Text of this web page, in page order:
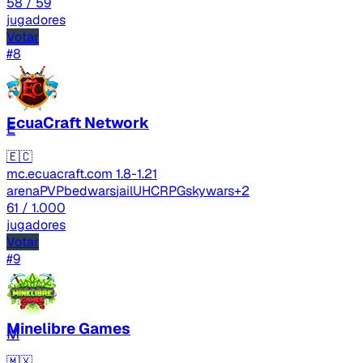
jugadores
Votar
#8
E
EcuaCraft Network
🇪🇨
mc.ecuacraft.com 1.8-1.21
arenaPVPbedwarsjailUHCRPGskywars+2
61 / 1.000
jugadores
Votar
#9
M
Minelibre Games